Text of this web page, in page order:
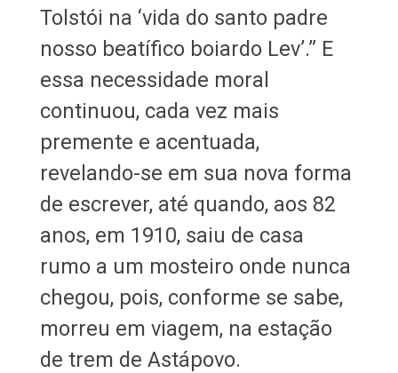
Tolstói na ‘vida do santo padre
nosso beatífico boiardo Lev’.” E
essa necessidade moral
continuou, cada vez mais
premente e acentuada,
revelando-se em sua nova forma
de escrever, até quando, aos 82
anos, em 1910, saiu de casa
rumo a um mosteiro onde nunca
chegou, pois, conforme se sabe,
morreu em viagem, na estação
de trem de Astápovo.